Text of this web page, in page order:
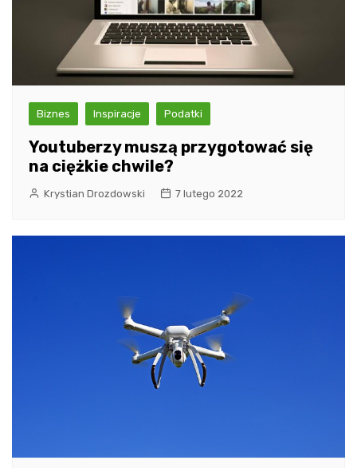
Biznes Inspiracje Podatki
Youtuberzy muszą przygotować się
na ciężkie chwile?
Krystian Drozdowski 7 lutego 2022